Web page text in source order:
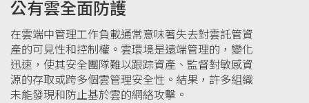
公有雲全面防護
在雲端中管理工作負載通常意味著失去對雲託管資
產的可見性和控制權。雲環境是遠端管理的，變化
迅速，使其安全團隊難以跟踪資產、監督對敏感資
源的存取或跨多個雲管理安全性。結果，許多組織
未能發現和防止基於雲的網絡攻擊。